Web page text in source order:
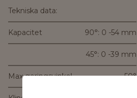
Tekniska data:
Kapacitet 90°: 0 -54 mm
45°: 0 -39 mm
Max geringsvinkel 50°